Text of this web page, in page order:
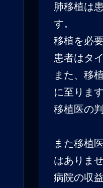
肺移植は
す。
移植を必
患者はタ
また、移
に至りま
移植医の
また移植
はありま
病院の収